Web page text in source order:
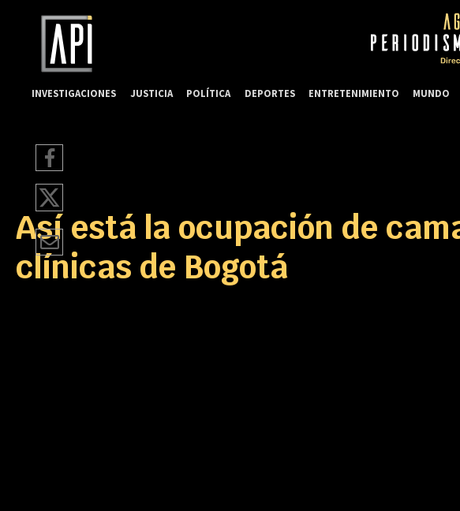
Así está la ocupación de
clínicas de Bogotá
INVESTIGACIONES JUSTICIA POLÍTICA DEPORTES ENTRETENIMIENTO MUNDO